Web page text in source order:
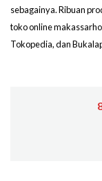
sebagainya. Ribuan
toko online
Tokopedia, dan